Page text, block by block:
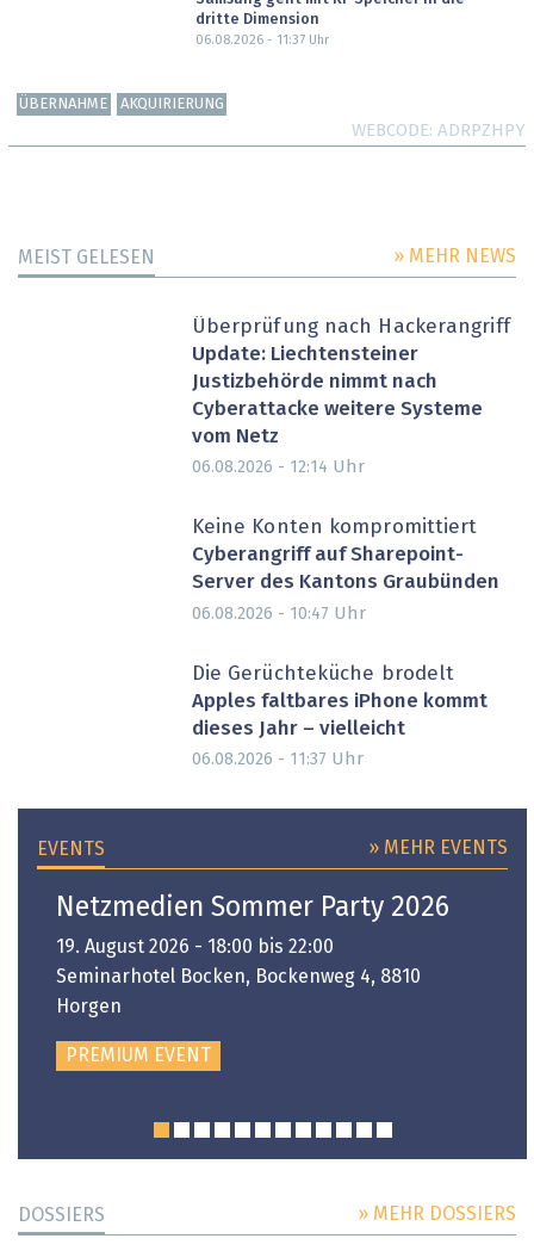
dritte Dimension
06.08.2026 - 11:37Uhr
ÜBERNAHME AKQUIRIERUNG
WEBCODE ADRPZHPY
MEIST GELESEN » MEHR NEWS
Überprüfung nach Hackerangriff
Update: Liechtensteiner
Justizbehörde nimmt nach
Cyberattacke weitere Systeme
vom Netz
06.08.2026 - 12:14 Uhr
Keine Konten kompromittiert
Cyberangriff auf Sharepoint-
Server des Kantons Graubünden
06.08.2026 - 10:47 Uhr
Die Gerüchteküche brodelt
Apples faltbares iPhone kommt
dieses Jahr – vielleicht
06.08.2026 - 11:37 Uhr
EVENTS » MEHR EVENTS
Netzmedien Sommer Party 2026
19. August 2026 - 18:00 bis 22:00
Seminarhotel Bocken, Bockenweg 4, 8810
Horgen
PREMIUM EVENT
DOSSIERS » MEHR DOSSIERS